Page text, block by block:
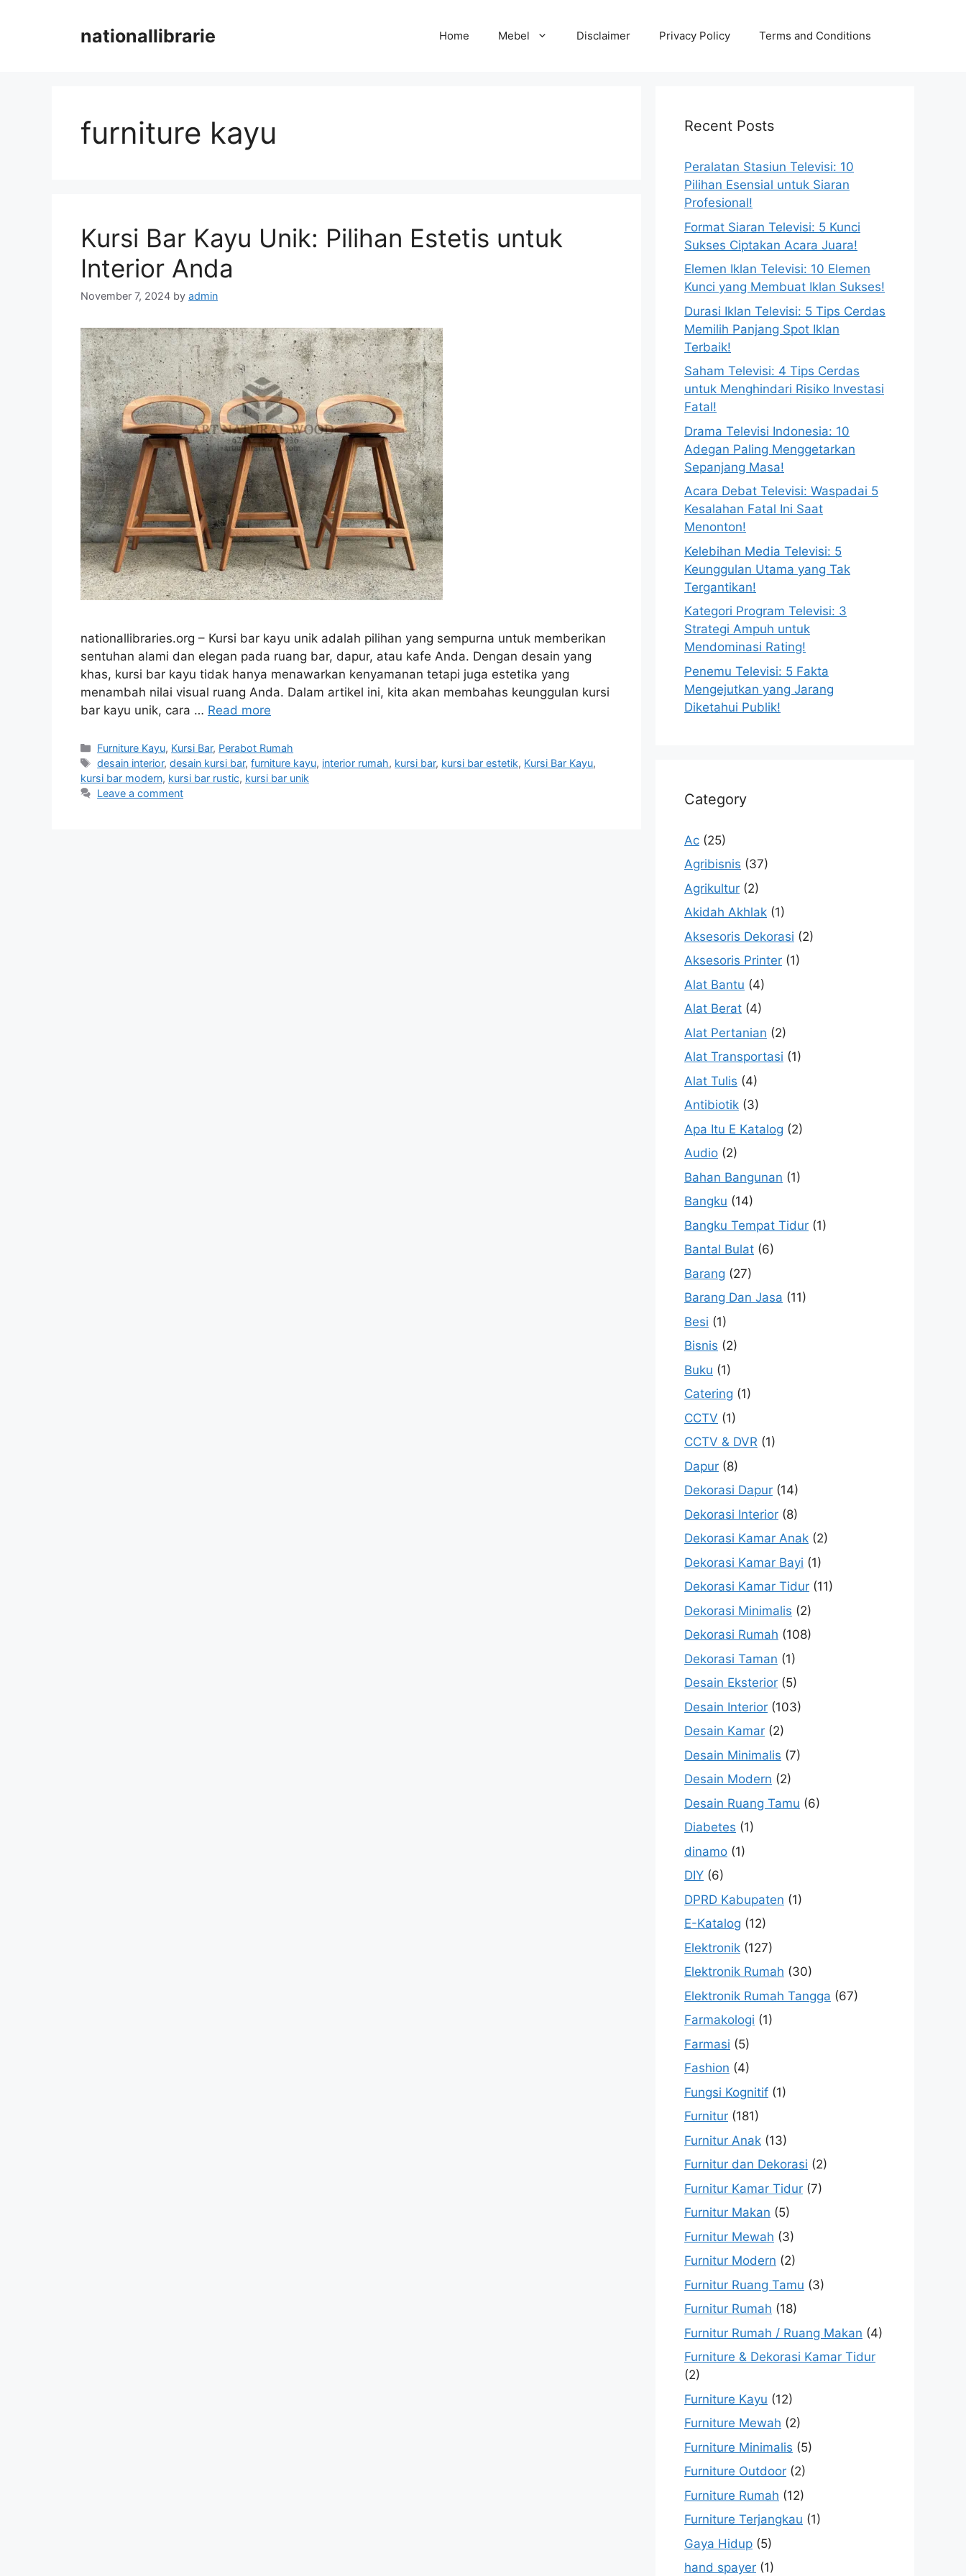
nationallibrarie Home Mebel Disclaimer Privacy Policy Terms and Conditions
furniture kayu
Kursi Bar Kayu Unik: Pilihan Estetis untuk
Interior Anda
November 7, 2024 by admin
nationallibraries.org – Kursi bar kayu unik adalah pilihan yang sempurna untuk memberikan
sentuhan alami dan elegan pada ruang bar, dapur, atau kafe Anda. Dengan desain yang
khas, kursi bar kayu tidak hanya menawarkan kenyamanan tetapi juga estetika yang
menambah nilai visual ruang Anda. Dalam artikel ini, kita akan membahas keunggulan kursi
bar kayu unik, cara … Read more
Categories
Furniture Kayu, Kursi Bar, Perabot Rumah
Tags
desain interior,desain kursi bar,furniture kayu, interior rumah, kursi bar, kursi bar estetik, Kursi Bar Kayu,
kursi bar modern, kursi bar rustic, kursi bar unik
Leave a comment
Recent Posts
Peralatan Stasiun Televisi: 10
Pilihan Esensial untuk Siaran
Profesional!
Format Siaran Televisi: 5 Kunci
Sukses Ciptakan Acara Juara!
Elemen Iklan Televisi: 10 Elemen
Kunci yang Membuat Iklan Sukses!
Durasi Iklan Televisi: 5 Tips Cerdas
Memilih Panjang Spot Iklan
Terbaik!
Saham Televisi: 4 Tips Cerdas
untuk Menghindari Risiko Investasi
Fatal!
Drama Televisi Indonesia: 10
Adegan Paling Menggetarkan
Sepanjang Masa!
Acara Debat Televisi: Waspadai 5
Kesalahan Fatal Ini Saat
Menonton!
Kelebihan Media Televisi: 5
Keunggulan Utama yang Tak
Tergantikan!
Kategori Program Televisi: 3
Strategi Ampuh untuk
Mendominasi Rating!
Penemu Televisi: 5 Fakta
Mengejutkan yang Jarang
Diketahui Publik!
Category
Ac (25)
Agribisnis (37)
Agrikultur (2)
Akidah Akhlak (1)
Aksesoris Dekorasi (2)
Aksesoris Printer (1)
Alat Bantu (4)
Alat Berat (4)
Alat Pertanian (2)
Alat Transportasi (1)
Alat Tulis (4)
Antibiotik (3)
Apa Itu E Katalog (2)
Audio (2)
Bahan Bangunan (1)
Bangku (14)
Bangku Tempat Tidur (1)
Bantal Bulat (6)
Barang (27)
Barang Dan Jasa (11)
Besi (1)
Bisnis (2)
Buku (1)
Catering (1)
CCTV (1)
CCTV & DVR (1)
Dapur (8)
Dekorasi Dapur (14)
Dekorasi Interior (8)
Dekorasi Kamar Anak (2)
Dekorasi Kamar Bayi (1)
Dekorasi Kamar Tidur (11)
Dekorasi Minimalis (2)
Dekorasi Rumah (108)
Dekorasi Taman (1)
Desain Eksterior (5)
Desain Interior (103)
Desain Kamar (2)
Desain Minimalis (7)
Desain Modern (2)
Desain Ruang Tamu (6)
Diabetes (1)
dinamo (1)
DIY (6)
DPRD Kabupaten (1)
E-Katalog (12)
Elektronik (127)
Elektronik Rumah (30)
Elektronik Rumah Tangga (67)
Farmakologi (1)
Farmasi (5)
Fashion (4)
Fungsi Kognitif (1)
Furnitur (181)
Furnitur Anak (13)
Furnitur dan Dekorasi (2)
Furnitur Kamar Tidur (7)
Furnitur Makan (5)
Furnitur Mewah (3)
Furnitur Modern (2)
Furnitur Ruang Tamu (3)
Furnitur Rumah (18)
Furnitur Rumah / Ruang Makan (4)
Furniture & Dekorasi Kamar Tidur
(2)
Furniture Kayu (12)
Furniture Mewah (2)
Furniture Minimalis (5)
Furniture Outdoor (2)
Furniture Rumah (12)
Furniture Terjangkau (1)
Gaya Hidup (5)
hand spayer (1)